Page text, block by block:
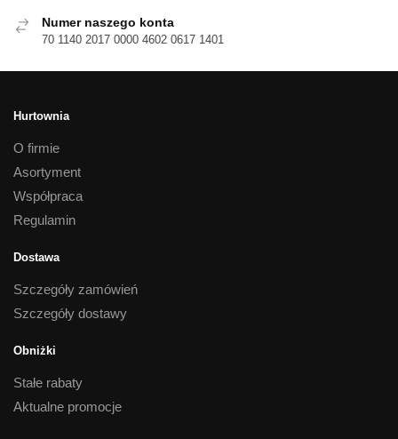
Numer naszego konta
70 1140 2017 0000 4602 0617 1401
Hurtownia
O firmie
Asortyment
Współpraca
Regulamin
Dostawa
Szczegóły zamówień
Szczegóły dostawy
Obniżki
Stałe rabaty
Aktualne promocje